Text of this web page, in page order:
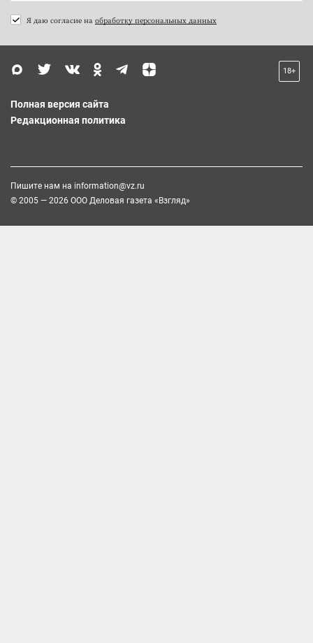
Я даю согласие на обработку персональных данных
18+
Полная версия сайта
Редакционная политика
Пишите нам на information@vz.ru
© 2005 — 2026 ООО Деловая газета «Взгляд»